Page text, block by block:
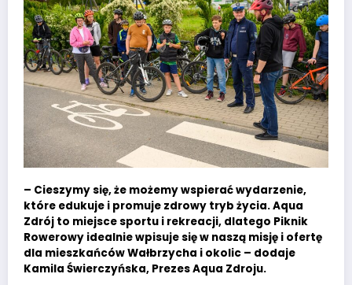
– Cieszymy się, że możemy wspierać wydarzenie,
które edukuje i promuje zdrowy tryb życia. Aqua
Zdrój to miejsce sportu i rekreacji, dlatego Piknik
Rowerowy idealnie wpisuje się w naszą misję i ofertę
dla mieszkańców Wałbrzycha i okolic – dodaje
Kamila Świerczyńska, Prezes Aqua Zdroju.